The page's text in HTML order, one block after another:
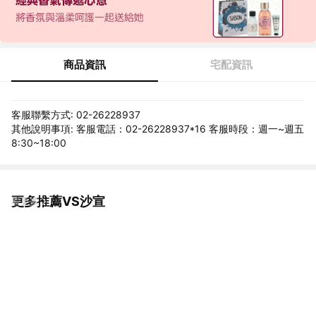
商品資訊 宅配資訊
客服聯繫方式: 02-26228937
其他說明事項: 客服電話：02-26228937*16 客服時段：週一~週五
8:30~18:00
更多推薦VS沙宣
看更多